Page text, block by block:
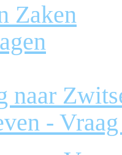
Zaken
naar
-